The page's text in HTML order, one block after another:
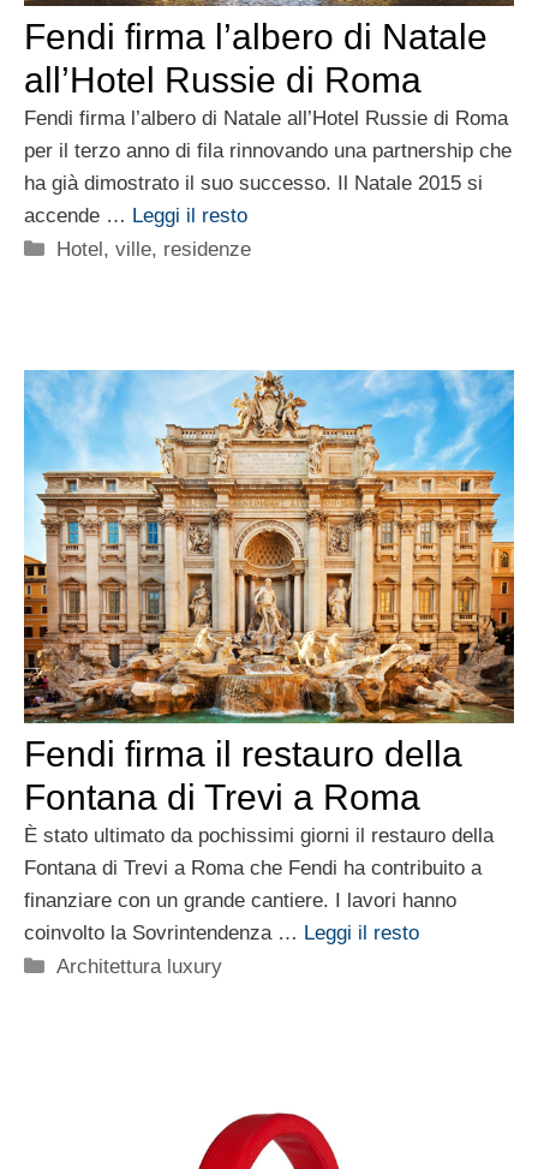
Fendi firma l’albero di Natale
all’Hotel Russie di Roma
Fendi firma l’albero di Natale all’Hotel Russie di Roma
per il terzo anno di fila rinnovando una partnership che
ha già dimostrato il suo successo. Il Natale 2015 si
accende … Leggi il resto
Categorie
Hotel, ville, residenze
Fendi firma il restauro della
Fontana di Trevi a Roma
È stato ultimato da pochissimi giorni il restauro della
Fontana di Trevi a Roma che Fendi ha contribuito a
finanziare con un grande cantiere. I lavori hanno
coinvolto la Sovrintendenza … Leggi il resto
Categorie
Architettura luxury